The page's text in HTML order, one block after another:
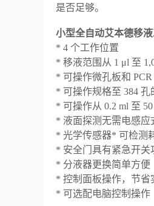
是否足够。
小型全自动艾本德移
* 4 个工作位置
* 移液范围从 1 μl 至
* 可操作微孔板和 PCR
* 可操作规格至 384 孔
* 可操作从 0.2 ml 至
* 液面探测无需电感应
* 光学传感器* 可检测
* 安全门具有紧急开关
* 分液器更换简单方便
* 控制面板操作，节省
* 可选配电脑控制操作